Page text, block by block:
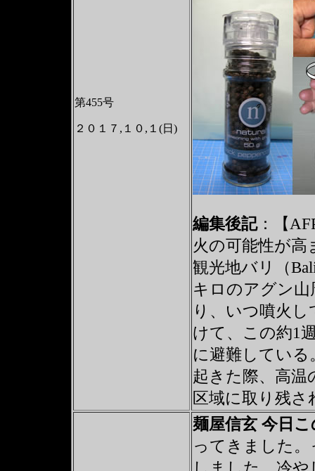
第455号
２０１７,１０,１(日)
編集後記：【
火の可能性が
観光地バリ（
キロのアグン
り、いつ噴火
けて、この約1
に避難してい
起きた際、高温
区域に取り残さ
麺屋信玄 今日
ってきました